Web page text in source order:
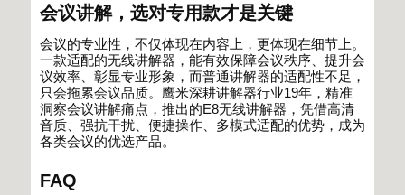
会议讲解，选对专用款才是关键
会议的专业性，不仅体现在内容上，更体现在细节上。
一款适配的无线讲解器，能有效保障会议秩序、提升会
议效率、彰显专业形象，而普通讲解器的适配性不足，
只会拖累会议品质。鹰米深耕讲解器行业19年，精准
洞察会议讲解痛点，推出的E8无线讲解器，凭借高清
音质、强抗干扰、便捷操作、多模式适配的优势，成为
各类会议的优选产品。
FAQ